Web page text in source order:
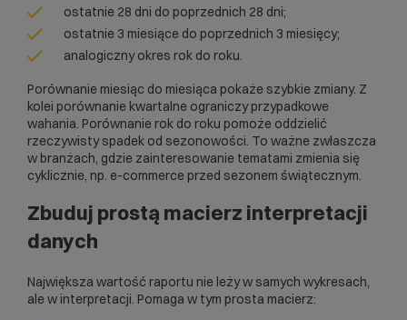
ostatnie 28 dni do poprzednich 28 dni;
ostatnie 3 miesiące do poprzednich 3 miesięcy;
analogiczny okres rok do roku.
Porównanie miesiąc do miesiąca pokaże szybkie zmiany. Z
kolei porównanie kwartalne ograniczy przypadkowe
wahania. Porównanie rok do roku pomoże oddzielić
rzeczywisty spadek od sezonowości. To ważne zwłaszcza
w branżach, gdzie zainteresowanie tematami zmienia się
cyklicznie, np. e-commerce przed sezonem świątecznym.
Zbuduj prostą macierz interpretacji
danych
Największa wartość raportu nie leży w samych wykresach,
ale w interpretacji. Pomaga w tym prosta macierz: